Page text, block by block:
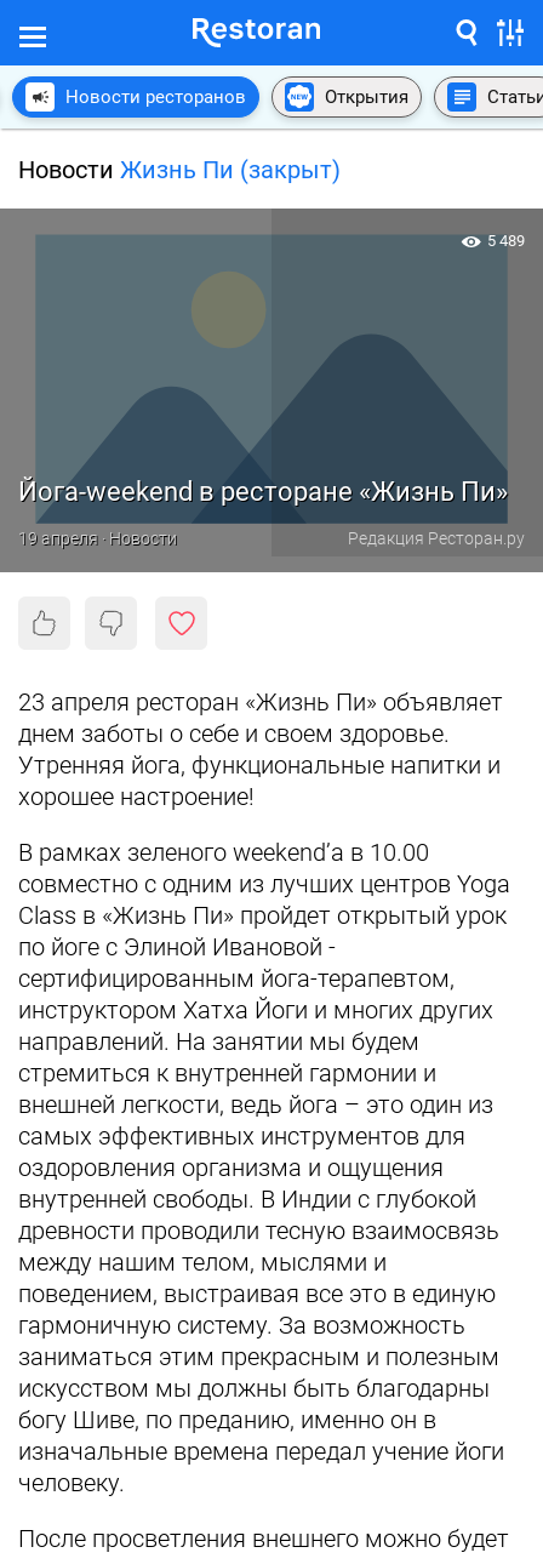
Новости ресторанов Открытия
Новости Жизнь Пи (закрыт)
Йога-weekend в ресторане «Жизнь Пи»
19 апреля · Новости Редакция Ресторан.ру
5 489
23 апреля ресторан «Жизнь Пи» объявляет
днем заботы о себе и своем здоровье.
Утренняя йога, функциональные напитки и
хорошее настроение!
В рамках зеленого weekend’а в 10.00
совместно с одним из лучших центров Yoga
Class в «Жизнь Пи» пройдет открытый урок
по йоге с Элиной Ивановой -
сертифицированным йога-терапевтом,
инструктором Хатха Йоги и многих других
направлений. На занятии мы будем
стремиться к внутренней гармонии и
внешней легкости, ведь йога – это один из
самых эффективных инструментов для
оздоровления организма и ощущения
внутренней свободы. В Индии с глубокой
древности проводили тесную взаимосвязь
между нашим телом, мыслями и
поведением, выстраивая все это в единую
гармоничную систему. За возможность
заниматься этим прекрасным и полезным
искусством мы должны быть благодарны
богу Шиве, по преданию, именно он в
изначальные времена передал учение йоги
человеку.
После просветления внешнего можно будет